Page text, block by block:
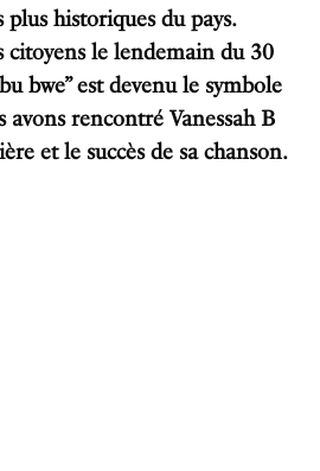
plus historiques du pays.
citoyens le lendemain du 30
bwe” est devenu le symbole
rencontré Vanessah B
et le succès de sa chanson.